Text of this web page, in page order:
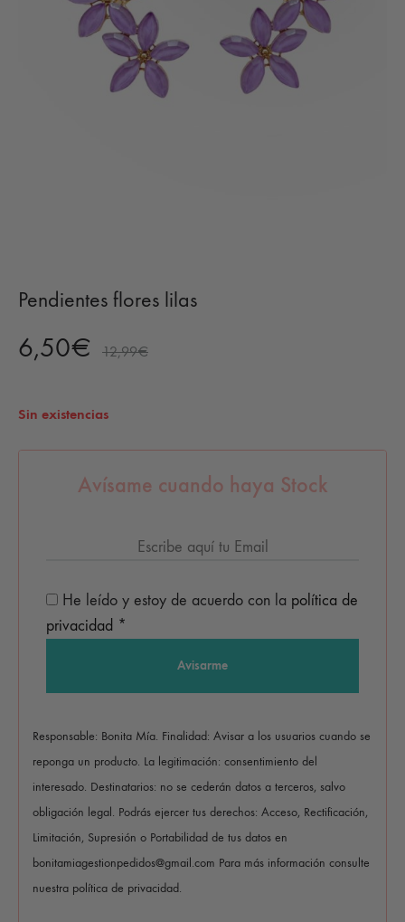
Pendientes flores lilas
6,50€ 12,99€
Sin existencias
Avísame cuando haya Stock
He leído y estoy de acuerdo con la política de
privacidad *
Responsable: Bonita Mía. Finalidad: Avisar a los usuarios cuando se
reponga un producto. La legitimación: consentimiento del
interesado. Destinatarios: no se cederán datos a terceros, salvo
obligación legal. Podrás ejercer tus derechos: Acceso, Rectificación,
Limitación, Supresión o Portabilidad de tus datos en
bonitamiagestionpedidos@gmail.com Para más información consulte
nuestra política de privacidad.